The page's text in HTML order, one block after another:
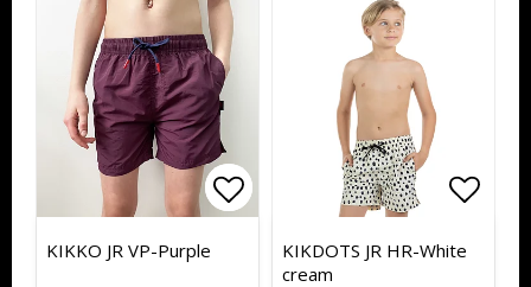
Lägg till i favoritlistan
Lägg till i favoritlistan
KIKKO JR VP-Purple
KIKDOTS JR HR-White
cream